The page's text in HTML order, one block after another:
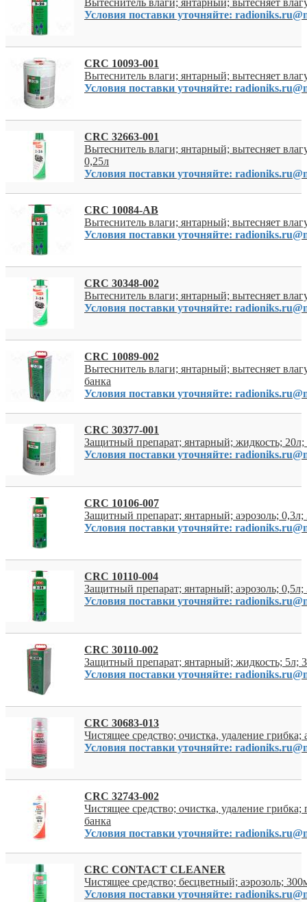
Условия поставки уточняйте:
CRC 10093-001
Вытеснитель влаги; янтарный; вытесняет
Условия поставки уточняйте:
CRC 32663-001
Вытеснитель влаги; янтарный; вытесняет
0,25л
Условия поставки уточняйте:
CRC 10084-AB
Вытеснитель влаги; янтарный; вытесняет
Условия поставки уточняйте:
CRC 30348-002
Вытеснитель влаги; янтарный; вытесняет
Условия поставки уточняйте:
CRC 10089-002
Вытеснитель влаги; янтарный; вытесняет
банка
Условия поставки уточняйте:
CRC 30377-001
Защитный препарат; янтарный; жидкость; 20л;
Условия поставки уточняйте:
CRC 10106-007
Защитный препарат; янтарный; аэрозоль; 0,3л;
Условия поставки уточняйте:
CRC 10110-004
Защитный препарат; янтарный; аэрозоль; 0,5л;
Условия поставки уточняйте:
CRC 30110-002
Защитный препарат; янтарный; жидкость; 5л;
Условия поставки уточняйте:
CRC 30683-013
Чистящее средство; очистка, удаление грибка;
Условия поставки уточняйте:
CRC 32743-002
Чистящее средство; очистка, удаление грибка;
банка
Условия поставки уточняйте:
CRC CONTACT CLEANER
Чистящее средство; бесцветный; аэрозоль;
Условия поставки уточняйте: